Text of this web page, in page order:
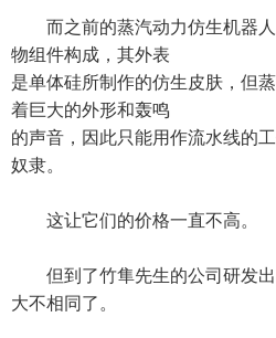
而之前的蒸汽动力仿生机器人
物组件构成，其外表
是单体硅所制作的仿生皮肤，但
着巨大的外形和轰鸣
的声音，因此只能用作流水线的
奴隶。
这让它们的价格一直不高。
但到了竹隼先生的公司研发出
大不相同了。